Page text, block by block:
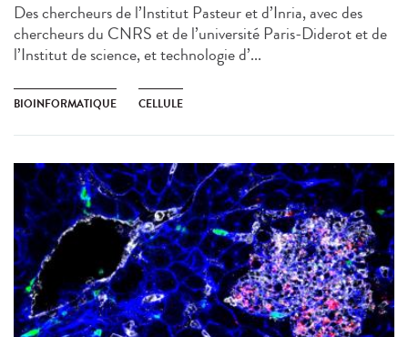
Des chercheurs de l’Institut Pasteur et d’Inria, avec des
chercheurs du CNRS et de l’université Paris-Diderot et de
l’Institut de science, et technologie d’...
BIOINFORMATIQUE CELLULE